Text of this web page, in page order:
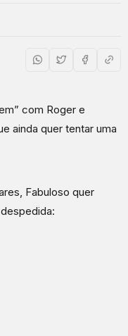
com Roger e
ainda quer tentar uma
Fabuloso quer